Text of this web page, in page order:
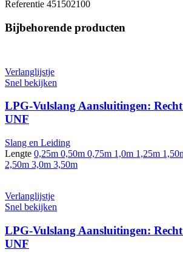
Referentie 451502100
Bijbehorende producten
Verlanglijstje
Snel bekijken
LPG-Vulslang Aansluitingen:
UNF
Slang en Leiding
Lengte 0,25m 0,50m 0,75m 1,0m 1,25m
2,50m 3,0m 3,50m
Verlanglijstje
Snel bekijken
LPG-Vulslang Aansluitingen:
UNF